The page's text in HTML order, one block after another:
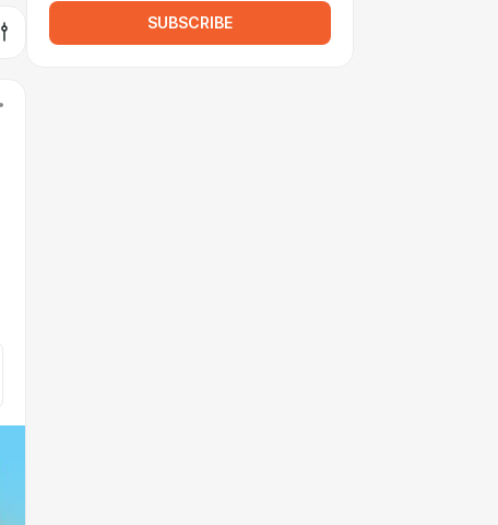
SUBSCRIBE